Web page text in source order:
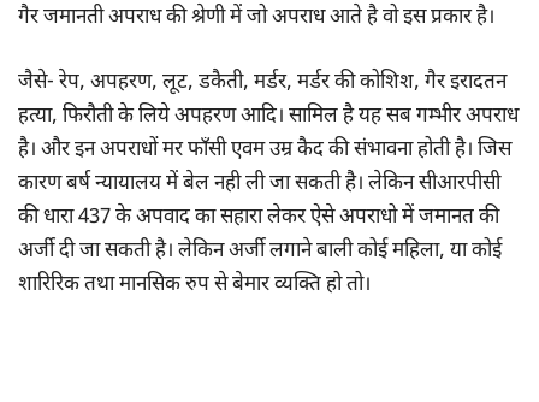
गैर जमानती अपराध की श्रेणी में जो अपराध आते है वो इस प्रकार है।
जैसे- रेप, अपहरण, लूट, डकैती, मर्डर, मर्डर की कोशिश, गैर इरादतन
हत्या, फिरौती के लिये अपहरण आदि। सामिल है यह सब गम्भीर अपराध
है। और इन अपराधों मर फाँसी एवम उम्र कैद की संभावना होती है। जिस
कारण बर्ष न्यायालय में बेल नही ली जा सकती है। लेकिन सीआरपीसी
की धारा 437 के अपवाद का सहारा लेकर ऐसे अपराधो में जमानत की
अर्जी दी जा सकती है। लेकिन अर्जी लगाने बाली कोई महिला, या कोई
शारिरिक तथा मानसिक रुप से बेमार व्यक्ति हो तो।